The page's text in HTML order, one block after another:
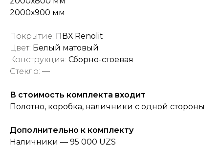
2000х900 мм
Покрытие: ПВХ Renolit
Цвет: Белый матовый
Конструкция: Сборно-стоевая
Стекло: —
В стоимость комплекта входит
Полотно, коробка, наличники с одной стороны
Дополнительно к комплекту
Наличники — 95 000 UZS